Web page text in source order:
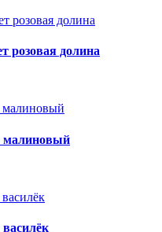
розовая долина
малиновый